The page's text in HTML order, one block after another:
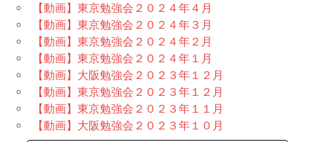
【動画】東京勉強会２０２４年４月
【動画】東京勉強会２０２４年３月
【動画】東京勉強会２０２４年２月
【動画】東京勉強会２０２４年１月
【動画】大阪勉強会２０２３年１２月
【動画】東京勉強会２０２３年１２月
【動画】東京勉強会２０２３年１１月
【動画】大阪勉強会２０２３年１０月